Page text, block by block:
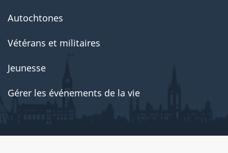
Autochtones
Vétérans et militaires
Jeunesse
Gérer les événements de la vie